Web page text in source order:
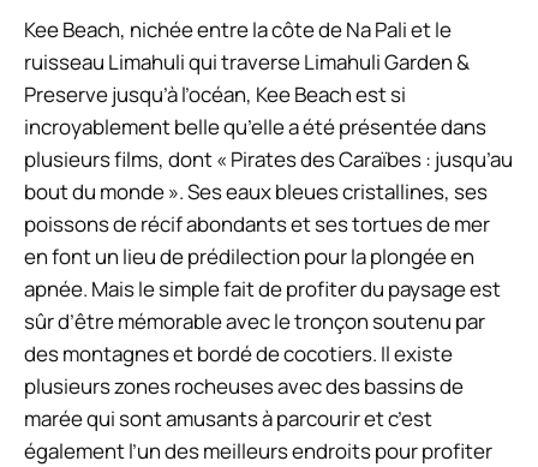
Kee Beach, nichée entre la côte de Na Pali et le
ruisseau Limahuli qui traverse Limahuli Garden &
Preserve jusqu’à l’océan, Kee Beach est si
incroyablement belle qu’elle a été présentée dans
plusieurs films, dont « Pirates des Caraïbes : jusqu’au
bout du monde ». Ses eaux bleues cristallines, ses
poissons de récif abondants et ses tortues de mer
en font un lieu de prédilection pour la plongée en
apnée. Mais le simple fait de profiter du paysage est
sûr d’être mémorable avec le tronçon soutenu par
des montagnes et bordé de cocotiers. Il existe
plusieurs zones rocheuses avec des bassins de
marée qui sont amusants à parcourir et c’est
également l’un des meilleurs endroits pour profiter